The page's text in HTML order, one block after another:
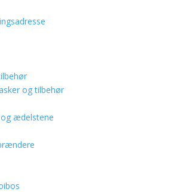
og tilbehør
ædelstene